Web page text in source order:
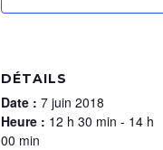
DÉTAILS
Date : 7 juin 2018
Heure : 12 h 30 min - 14 h
00 min